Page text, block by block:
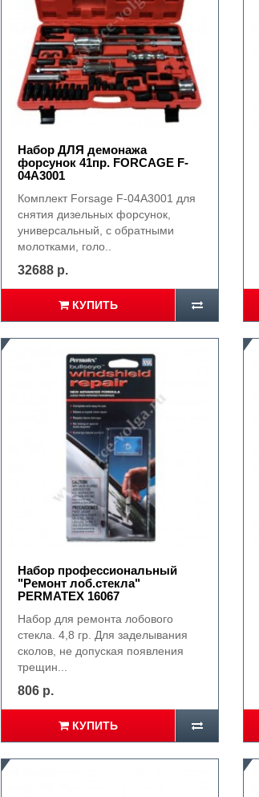
Набор ДЛЯ демонажа
форсунок 41пр. FORCAGE F-
04A3001
Комплект Forsage F-04A3001 для
снятия дизельных форсунок,
универсальный, с обратными
молотками, голо..
32688 р.
КУПИТЬ
Набор профессиональный
"Ремонт лоб.стекла"
PERMATEX 16067
Набор для ремонта лобового
стекла. 4,8 гр. Для заделывания
сколов, не допуская появления
трещин...
806 р.
КУПИТЬ